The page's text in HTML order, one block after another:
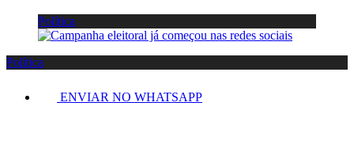
Política
Política
ENVIAR NO WHATSAPP